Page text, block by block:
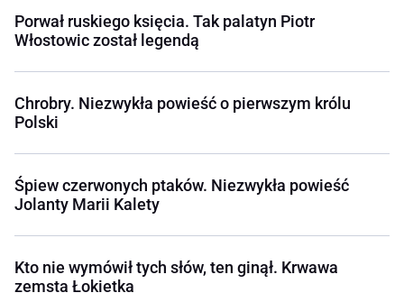
Porwał ruskiego księcia. Tak palatyn Piotr
Włostowic został legendą
Chrobry. Niezwykła powieść o pierwszym królu
Polski
Śpiew czerwonych ptaków. Niezwykła powieść
Jolanty Marii Kalety
Kto nie wymówił tych słów, ten ginął. Krwawa
zemsta Łokietka